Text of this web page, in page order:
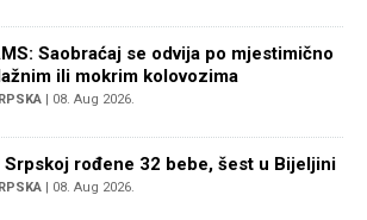
Saobraćaj se odvija po mjestimično
ili mokrim kolovozima
| 08. Aug 2026.
Srpskoj rođene 32 bebe, šest u Bijeljini
| 08. Aug 2026.